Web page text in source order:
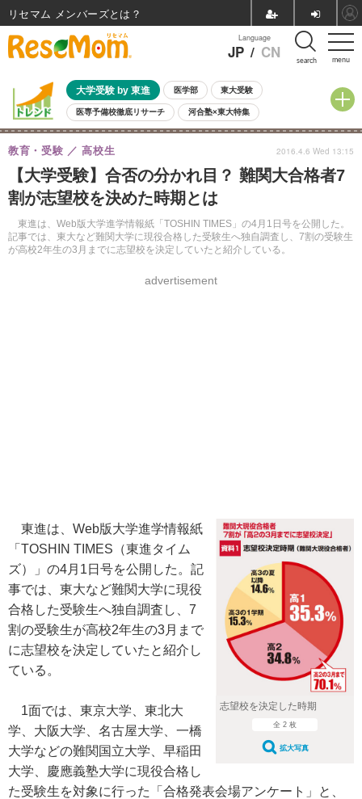
menu
Language
JP / CN search
大学受験 by 東進 医学部 東大受験
医専予備校徹底リサーチ 河合塾×東大特集
親子で考える大学選び 高校受験 中学受験 小学校受験
共通テスト 夏休み
8月開催イベント・WS 全国公立高校 過去問 人気記事
自由研究教材（小学生向け） 自由研究教材（中学生向け）
【大学受験】合否の分かれ目？ 難関大合格者7
割が志望校を決めた時期とは
東進は、Web版大学進学情報紙「TOSHIN TIMES」の4月1日号を公開した。
記事では、東大など難関大学に現役合格した受験生へ独自調査し、7割の受験生
が高校2年生の3月までに志望校を決定していたと紹介している。
教育・受験 高校生
advertisement
2016.4.6 Wed 13:15
志望校を決定した時期
全 2 枚
拡大写真
東進は、Web版大学進学情報紙
「TOSHIN TIMES（東進タイム
ズ）」の4月1日号を公開した。記
事では、東大など難関大学に現役
合格した受験生へ独自調査し、7
割の受験生が高校2年生の3月まで
に志望校を決定していたと紹介し
ている。
1面では、東京大学、東北大
学、大阪大学、名古屋大学、一橋
大学などの難関国立大学、早稲田
大学、慶應義塾大学に現役合格し
た受験生を対象に行った「合格発表会場アンケート」と、
リセマム メンバーズ